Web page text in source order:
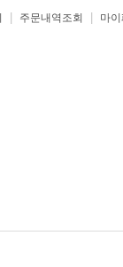
주문내역조회 마이